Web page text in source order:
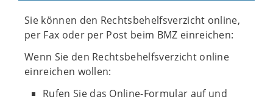
Sie können den Rechtsbehelfsverzicht online,
per Fax oder per Post beim BMZ einreichen:
Wenn Sie den Rechtsbehelfsverzicht online
einreichen wollen:
Rufen Sie das Online-Formular auf und